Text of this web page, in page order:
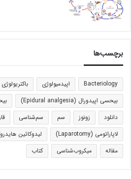
برچسب‌ها
Bacteriology اپیدمیولوژی باکتریولوژی
بیحسی اپیدورال (Epidural analgesia)
دانلود
زونوز سم سم‌شناسی
لاپاراتومی (Laparotomy)
لیدوکائین
مقاله
میکروب‌شناسی کتاب